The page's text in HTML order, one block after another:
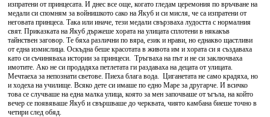
изпратени от принцесата. И днес все още, когато гледам церемония по връчване на
медали си спомням за войнишкото сако на Якуб и си мисля, че са изпратени от
неговата принцеса. Така или иначе, тези медали свързваха лудостта с нормалния
свят. Приказката на Якуб държеше хората на улицата сплотени в някакъв
тайнствен заговор. Те бяха различни по вяра, език и нрави, но еднакво щастливи
от една измислица. Оскъдна беше красотата в живота им и хората си я създаваха
като си съчиняваха истории за принцеси. Тръгваха на път и не си заключваха
имотите. Ако не си продадяха петлетата ги раздаваха на децата от улицата.
Мечтаеха за непознати светове. Пиеха блага вода. Циганетата не само крадяха, но
и ходеха на училище. Всяко дете си имаше по едно Маре за другарче. И всичко
това се случваше на една малка улица, която за мен започваше от ъгъла, на който
вечер се появяваше Якуб и свършваше до черквата, чиято камбана биеше точно в
четири след обяд.